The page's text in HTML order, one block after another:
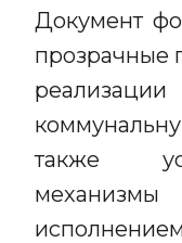
Документ
прозрачные
также